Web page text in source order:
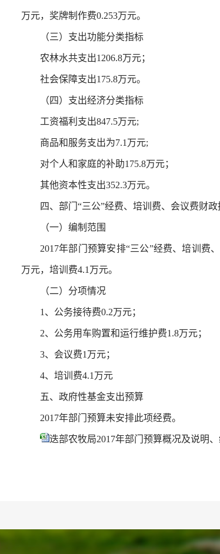
万元，奖牌制作费0.253万元。
（三）支出功能分类指标
农林水共支出1206.8万元；
社会保障支出175.8万元。
（四）支出经济分类指标
工资福利支出847.5万元;
商品和服务支出为7.1万元;
对个人和家庭的补助175.8万元；
其他资本性支出352.3万元。
四、部门“三公”经费、培训费、会议费财
（一）编制范围
2017年部门预算安排“三公”经费、培训费
万元，培训费4.1万元。
（二）分项情况
1、公务接待费0.2万元；
2、公务用车购置和运行维护费1.8万元；
3、会议费1万元；
4、培训费4.1万元
五、政府性基金支出预算
2017年部门预算未安排此项经费。
迭部农牧局2017年部门预算概况及说明